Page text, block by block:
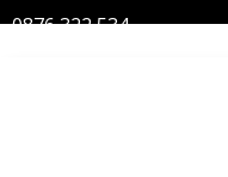
0876 322 534